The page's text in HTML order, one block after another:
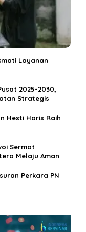
Layanan
2025-2030,
Strategis
Hesti Haris Raih
Sermat
Melaju Aman
Perkara PN